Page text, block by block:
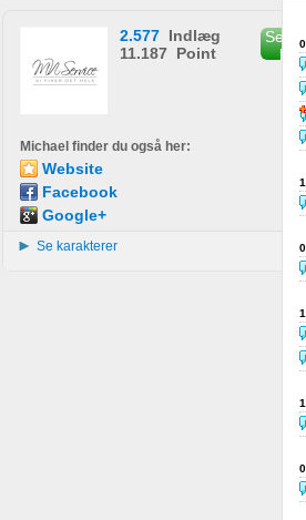
2.577 Indlæg
11.187 Point
Send
Michael finder du også her:
Website
Facebook
Google+
Se karakterer